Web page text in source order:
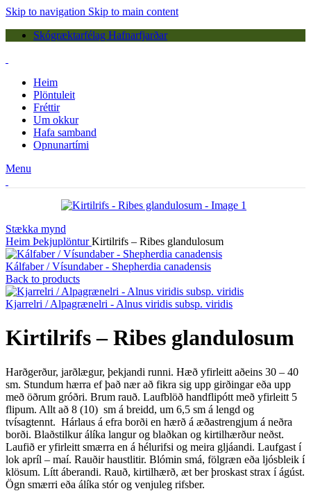
Skip to navigation Skip to main content
Skógræktarfélag Hafnarfjarðar
Heim
Plöntuleit
Fréttir
Um okkur
Hafa samband
Opnunartími
Menu
Stækka mynd
Heim ÞekjuplönturKirtilrifs – Ribes glandulosum
Kálfaber / Vísundaber - Shepherdia canadensis
Back to products
Kjarrelri / Alpagrænelri - Alnus viridis subsp. viridis
Kirtilrifs – Ribes glandulosum
Harðgerður, jarðlægur, þekjandi runni. Hæð yfirleitt aðeins 30 – 40
sm. Stundum hærra ef það nær að fikra sig upp girðingar eða upp
með öðrum gróðri. Brum rauð. Laufblöð handflipótt með yfirleitt 5
flipum. Allt að 8 (10) sm á breidd, um 6,5 sm á lengd og
tvísagtennt. Hárlaus á efra borði en hærð á æðastrengjum á neðra
borði. Blaðstilkur álíka langur og blaðkan og kirtilhærður neðst.
Laufið er yfirleitt smærra en á hélurifsi og meira gljáandi. Laufgast í
lok apríl – maí. Rauðir haustlitir. Blómin smá, fölgræn eða ljósbleik í
klösum. Lítt áberandi. Rauð, kirtilhærð, æt ber þroskast strax í ágúst.
Ögn smærri eða álíka stór og venjuleg rifsber.